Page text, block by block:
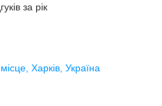
за рік
Харків, Україна